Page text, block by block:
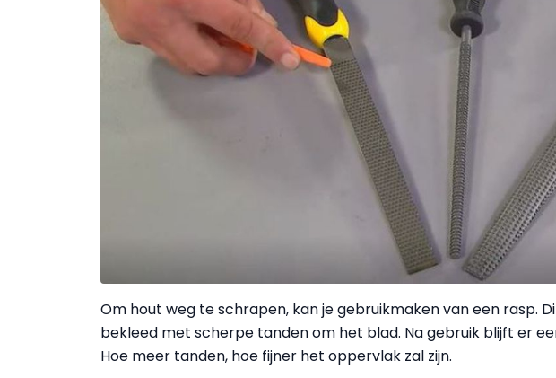
Om hout weg te schrapen, kan je gebruikmaken van een rasp.
bekleed met scherpe tanden om het blad. Na gebruik blijft er
Hoe meer tanden, hoe fijner het oppervlak zal zijn.